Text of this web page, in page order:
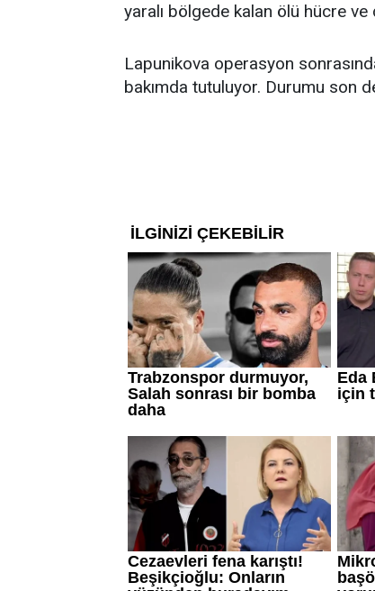
yaralı bölgede kalan ölü hücre
Lapunikova operasyon
bakımda tutuluyor. Durumu son